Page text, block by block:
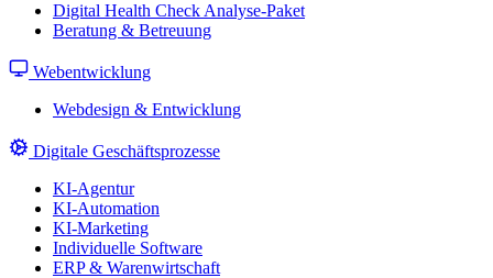
Digital Health Check Analyse-Paket
Beratung & Betreuung
Webentwicklung
Webdesign & Entwicklung
Digitale Geschäftsprozesse
KI-Agentur
KI-Automation
KI-Marketing
Individuelle Software
ERP & Warenwirtschaft